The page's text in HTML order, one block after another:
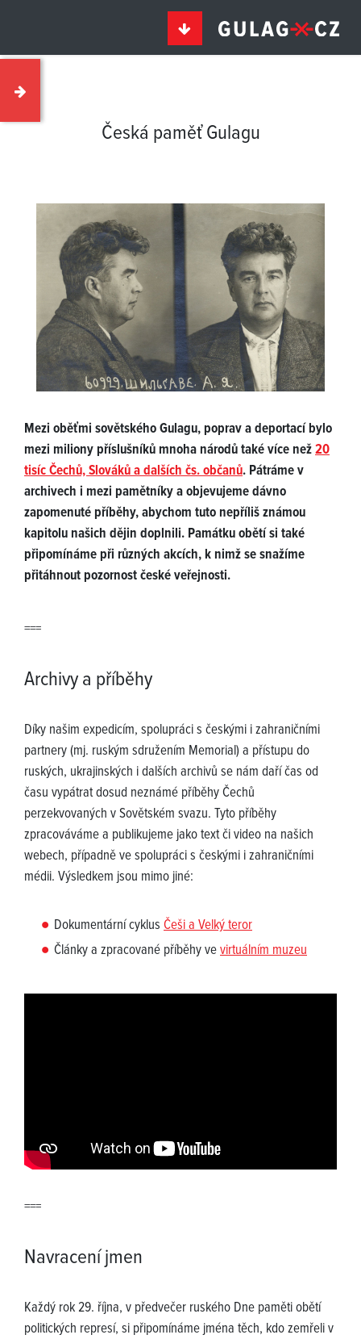
Česká paměť Gulagu
Mezi oběťmi sovětského Gulagu, poprav a deportací bylo
mezi miliony příslušníků mnoha národů také více než20
tisíc Čechů, Slováků a dalších čs. občanů. Pátráme v
archivech i mezi pamětníky a objevujeme dávno
zapomenuté příběhy, abychom tuto nepříliš známou
kapitolu našich dějin doplnili. Památku obětí si také
připomínáme při různých akcích, k nimž se snažíme
přitáhnout pozornost české veřejnosti.
===
Archivy a příběhy
Díky našim expedicím, spolupráci s českými i zahraničními
partnery (mj. ruským sdružením Memorial) a přístupu do
ruských, ukrajinských i dalších archivů se nám daří čas od
času vypátrat dosud neznámé příběhy Čechů
perzekvovaných v Sovětském svazu. Tyto příběhy
zpracováváme a publikujeme jako text či video na našich
webech, případně ve spolupráci s českými i zahraničními
médii. Výsledkem jsou mimo jiné:
Dokumentární cyklus Češi a Velký teror
Články a zpracované příběhy vevirtuálním muzeu
===
Navracení jmen
Každý rok 29. října, v předvečer ruského Dne paměti obětí
politických represí, si připomínáme jména těch, kdo zemřeli v